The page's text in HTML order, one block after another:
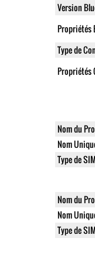
Version
Propriétés
Type de
Propriétés
Nom du
Nom
Type de
Nom du
Nom
Type de